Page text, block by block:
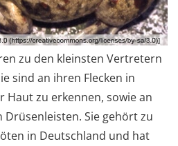
zu den kleinsten Vertretern
sind an ihren Flecken in
zu erkennen, sowie an
Sie gehört zu
in Deutschland und hat